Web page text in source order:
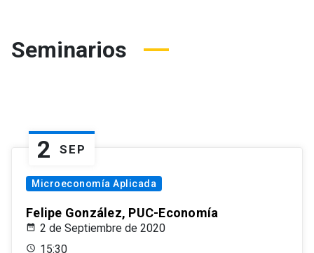
Seminarios
2 SEP
Microeconomía Aplicada
Felipe González, PUC-Economía
2 de Septiembre de 2020
15:30